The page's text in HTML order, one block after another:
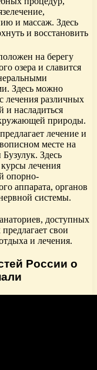
и массаж. Здесь
и восстановить
на берегу
озера и славится
Здесь можно
лечения различных
и насладиться
природы.
лечение и
месте на
Бузулук. Здесь
лечения
опорно-
аппарата, органов
системы.
доступных
свои
и лечения.
России о